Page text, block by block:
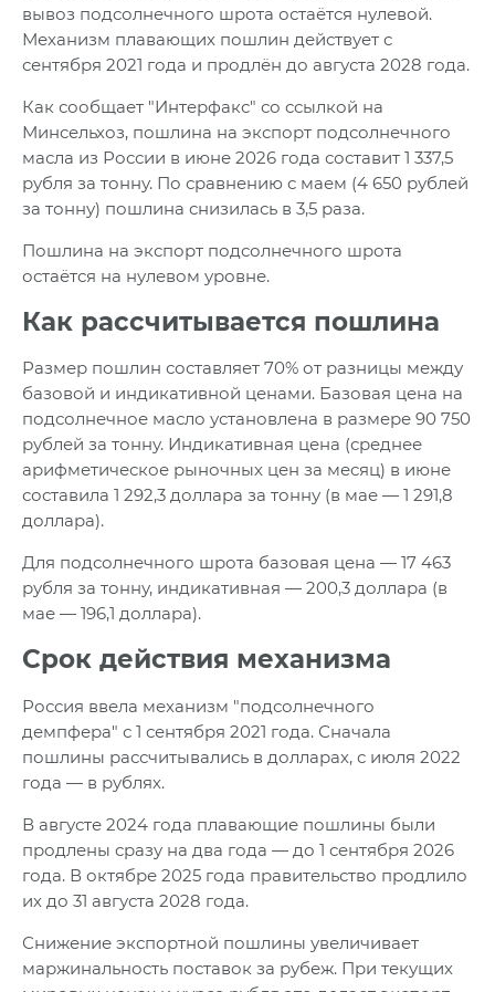
вывоз подсолнечного шрота остаётся нулевой.
Механизм плавающих пошлин действует с
сентября 2021 года и продлён до августа 2028 года.
Как сообщает "Интерфакс" со ссылкой на
Минсельхоз, пошлина на экспорт подсолнечного
масла из России в июне 2026 года составит 1 337,5
рубля за тонну. По сравнению с маем (4 650 рублей
за тонну) пошлина снизилась в 3,5 раза.
Пошлина на экспорт подсолнечного шрота
остаётся на нулевом уровне.
Как рассчитывается пошлина
Размер пошлин составляет 70% от разницы между
базовой и индикативной ценами. Базовая цена на
подсолнечное масло установлена в размере 90 750
рублей за тонну. Индикативная цена (среднее
арифметическое рыночных цен за месяц) в июне
составила 1 292,3 доллара за тонну (в мае — 1 291,8
доллара).
Для подсолнечного шрота базовая цена — 17 463
рубля за тонну, индикативная — 200,3 доллара (в
мае — 196,1 доллара).
Срок действия механизма
Россия ввела механизм "подсолнечного
демпфера" с 1 сентября 2021 года. Сначала
пошлины рассчитывались в долларах, с июля 2022
года — в рублях.
В августе 2024 года плавающие пошлины были
продлены сразу на два года — до 1 сентября 2026
года. В октябре 2025 года правительство продлило
их до 31 августа 2028 года.
Снижение экспортной пошлины увеличивает
маржинальность поставок за рубеж. При текущих